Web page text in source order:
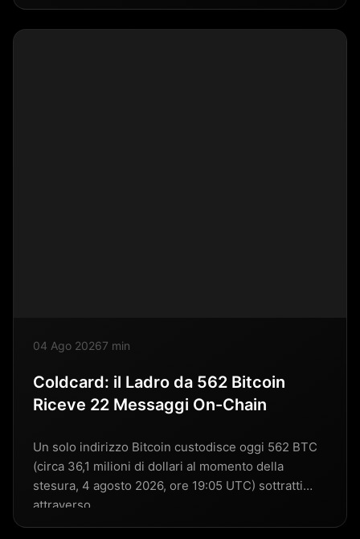
04 Ago 20267 min
Coldcard: il Ladro da 562 Bitcoin
Riceve 22 Messaggi On-Chain
Un solo indirizzo Bitcoin custodisce oggi 562 BTC
(circa 36,1 milioni di dollari al momento della
stesura, 4 agosto 2026, ore 19:05 UTC) sottratti
attraverso…